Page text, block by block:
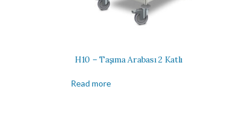
H10 – Taşıma Arabası 2 Katlı
Read more